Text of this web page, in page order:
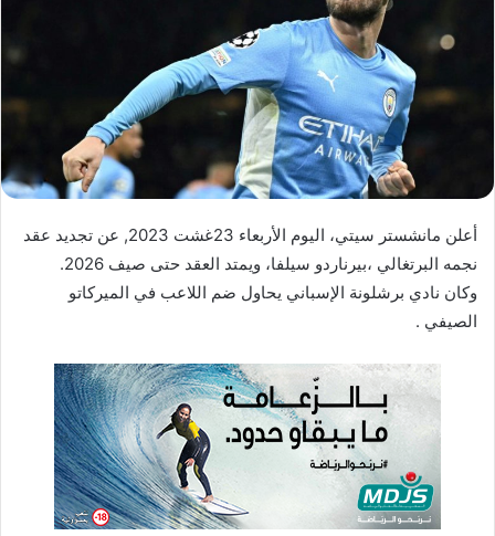
ي
د
ل
ك
ت
و
ن
ي
أعلن مانشستر سيتي، اليوم الأربعاء 23غشت 2023, عن تجديد عقد
نجمه البرتغالي ،بيرناردو سيلفا، ويمتد العقد حتى صيف 2026.
وكان نادي برشلونة الإسباني يحاول ضم اللاعب في الميركاتو
الصيفي .